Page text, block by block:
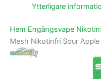
Ytterligare
Hem Engångsvape
Mesh Nikotinfri Sour